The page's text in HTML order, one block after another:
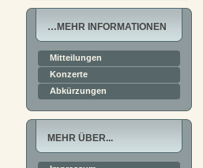
…MEHR INFORMATIONEN
Mitteilungen
Konzerte
Abkürzungen
MEHR ÜBER...